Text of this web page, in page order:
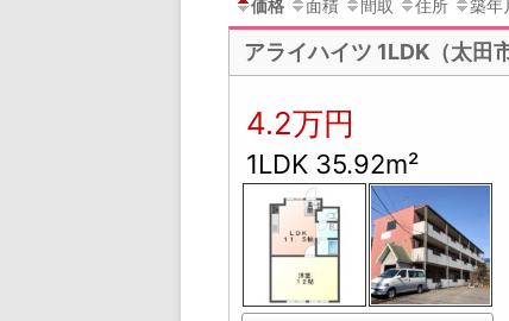
価格 面積 間取 住所 築年
アライハイツ 1LDK（太田
4.2万円
1LDK 35.92m²